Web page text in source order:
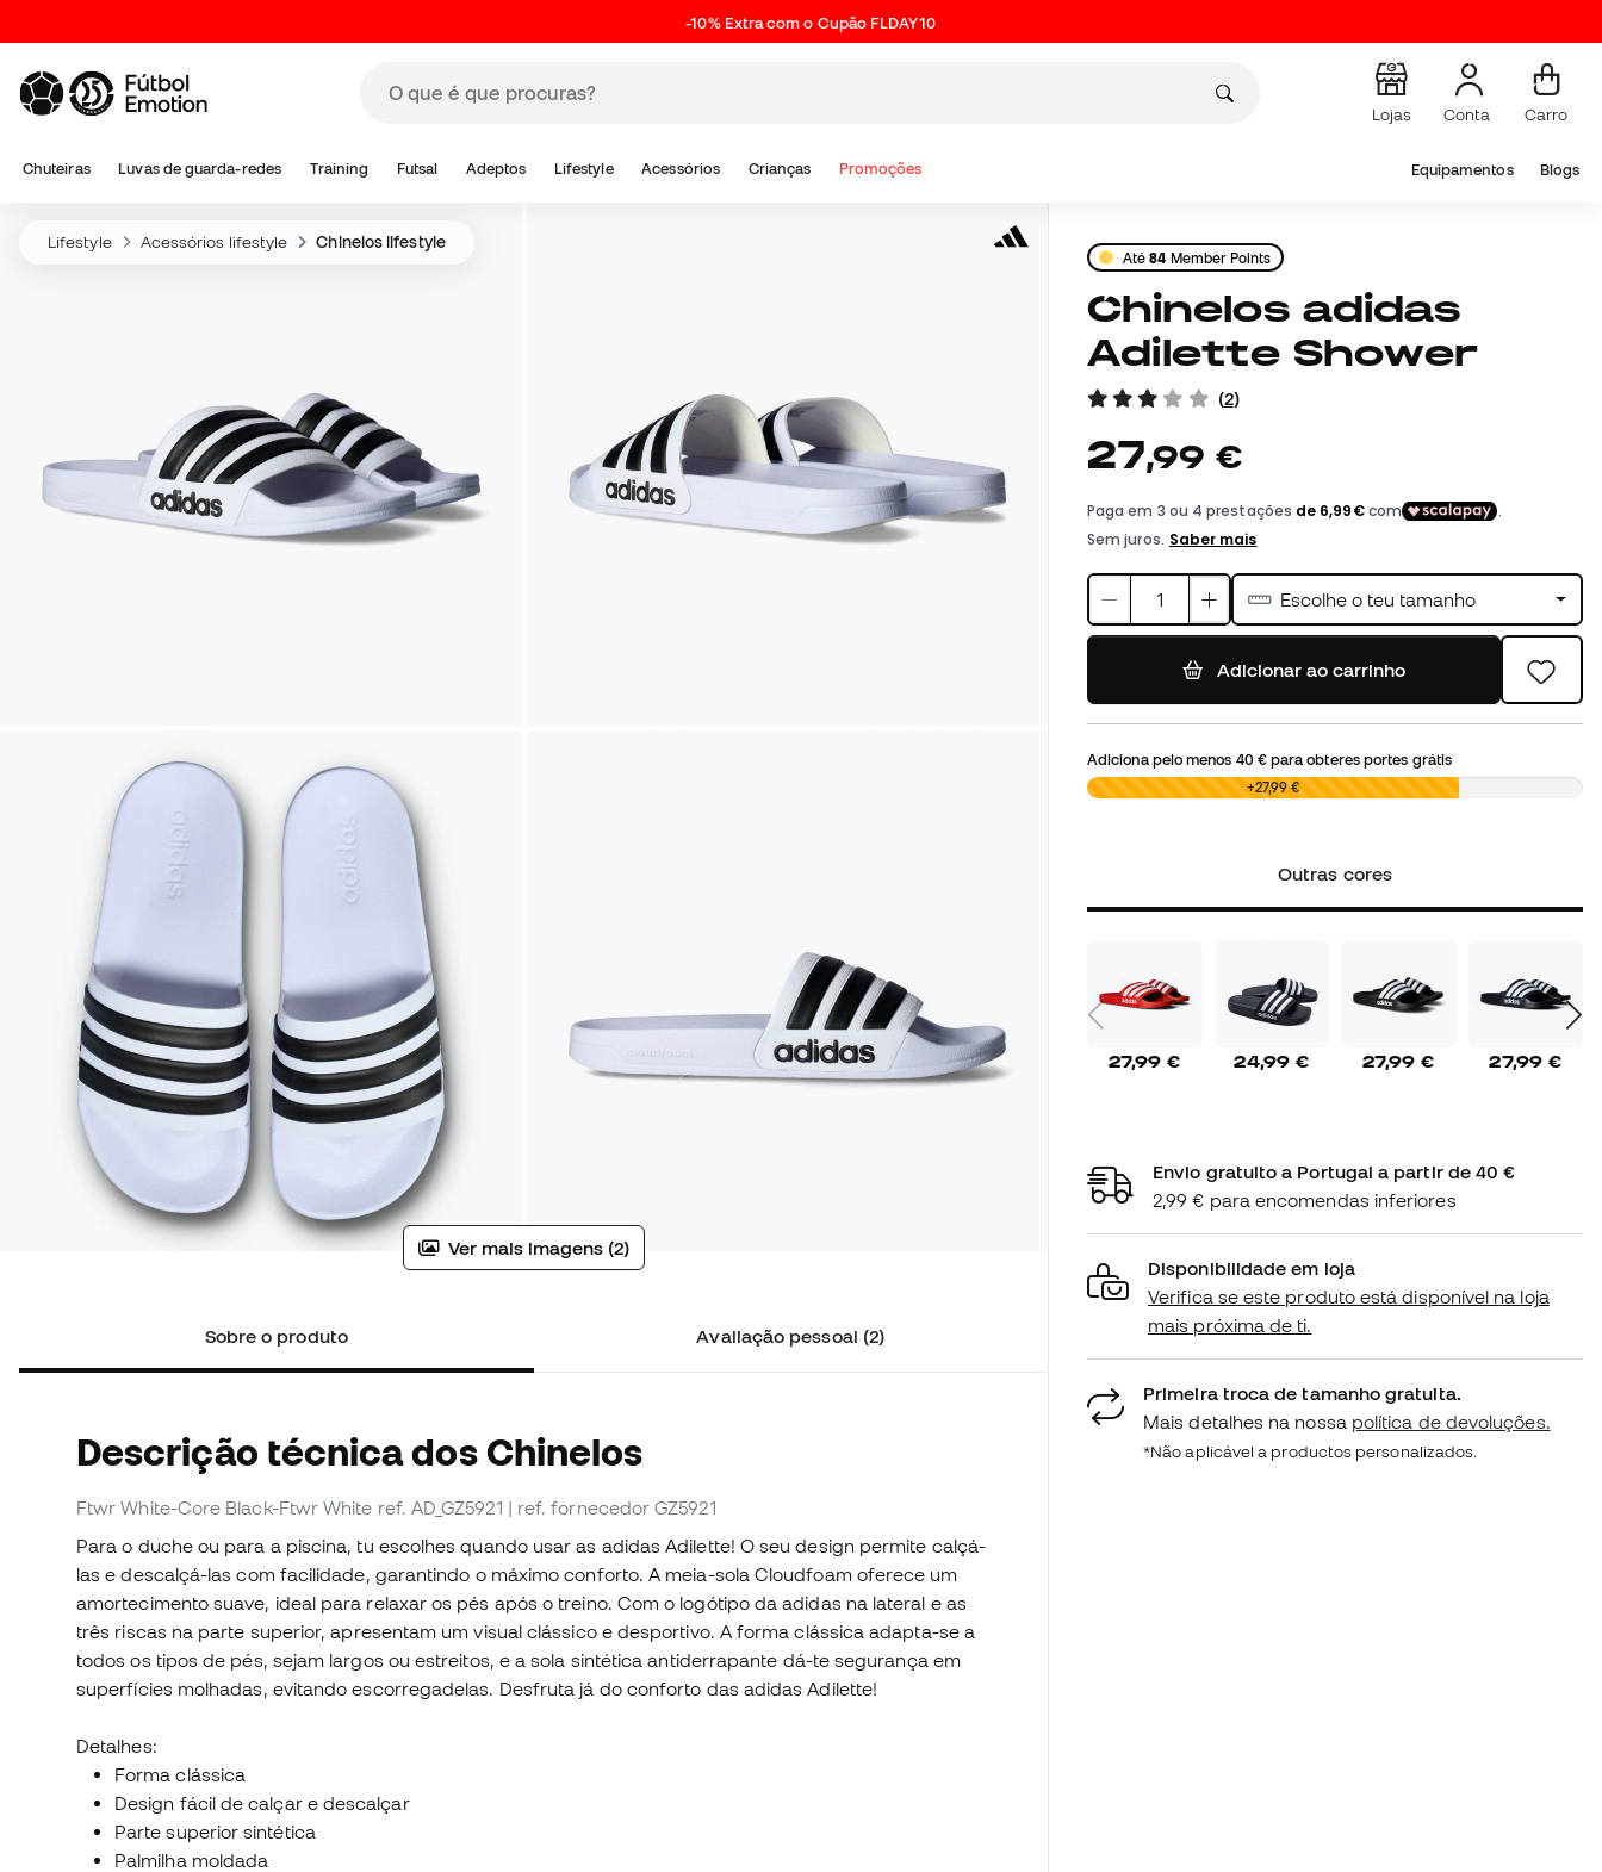
-10% Extra com o Cupão FLDAY10
Lojas Conta Carro
Chuteiras Luvas de guarda-redes Training Futsal Adeptos Lifestyle Acessórios Crianças Promoções Equipamentos Blogs
Lifestyle Acessórios lifestyle Chinelos lifestyle
Ver mais imagens (2)
Sobre o produto Avaliação pessoal (2)
Descrição técnica dos Chinelos
Ftwr White-Core Black-Ftwr White ref. AD_GZ5921 | ref. fornecedor GZ5921
Para o duche ou para a piscina, tu escolhes quando usar as adidas Adilette! O seu design permite calçá-
las e descalçá-las com facilidade, garantindo o máximo conforto. A meia-sola Cloudfoam oferece um
amortecimento suave, ideal para relaxar os pés após o treino. Com o logótipo da adidas na lateral e as
três riscas na parte superior, apresentam um visual clássico e desportivo. A forma clássica adapta-se a
todos os tipos de pés, sejam largos ou estreitos, e a sola sintética antiderrapante dá-te segurança em
superfícies molhadas, evitando escorregadelas. Desfruta já do conforto das adidas Adilette!
Detalhes:
Forma clássica
Design fácil de calçar e descalçar
Parte superior sintética
Palmilha moldada
Até84 Member Points
Chinelos adidas
Adilette Shower
(2)
27,99 €
Escolhe o teu tamanho
Adicionar ao carrinho
Adiciona pelo menos 40 €para obteres portes grátis
0,00 € +27,99 €
Outras cores
27,99 € 24,99 € 27,99 € 27,99 €
Envio gratuito a Portugal a partir de 40 €
2,99 € para encomendas inferiores
Disponibilidade em loja
Verifica se este produto está disponível na loja
mais próxima de ti.
Primeira troca de tamanho gratuita.
Mais detalhes na nossa política de devoluções.
*Não aplicável a productos personalizados.